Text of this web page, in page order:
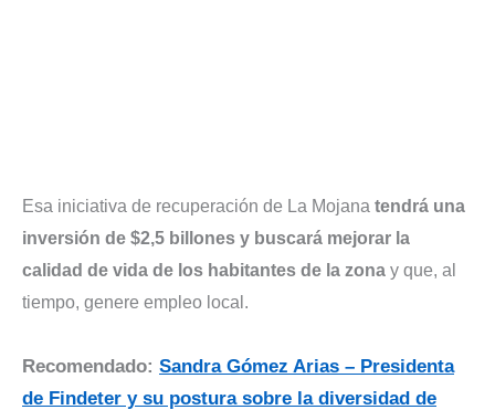
Esa iniciativa de recuperación de La Mojana tendrá una
inversión de $2,5 billones y buscará mejorar la
calidad de vida de los habitantes de la zona y que, al
tiempo, genere empleo local.
Recomendado: Sandra Gómez Arias – Presidenta
de Findeter y su postura sobre la diversidad de